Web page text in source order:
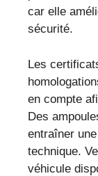
car elle
sécurité.
Les
en compte
Des
entraîner
technique.
véhicule